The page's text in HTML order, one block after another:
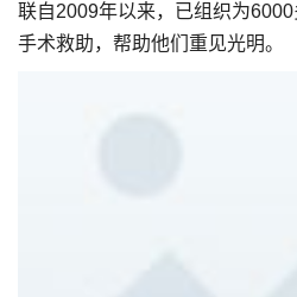
联自2009年以来，已组织为
手术救助，帮助他们重见光明。